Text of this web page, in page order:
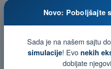
Novo: Poboljšajte
Sada je na našem sajtu
simulacije! Evo nekih
dobijate